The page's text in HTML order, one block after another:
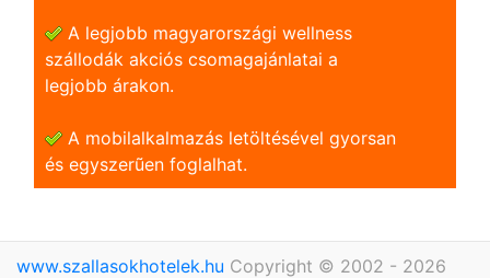
A legjobb magyarországi wellness
szállodák akciós csomagajánlatai a
legjobb árakon.
A mobilalkalmazás letöltésével gyorsan
és egyszerũen foglalhat.
www.szallasokhotelek.hu Copyright © 2002 - 2026